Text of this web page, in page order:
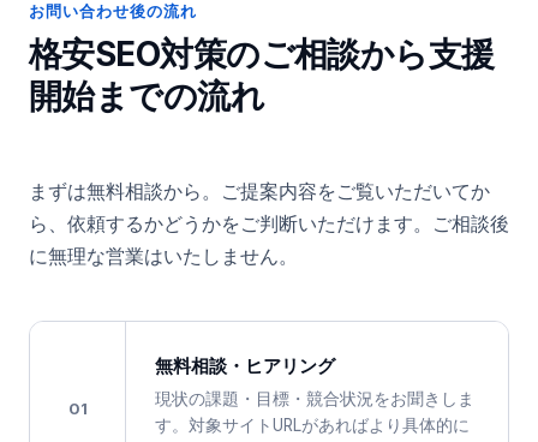
お問い合わせ後の流れ
格安SEO対策のご相談から支援
開始までの流れ
まずは無料相談から。ご提案内容をご覧いただいてか
ら、依頼するかどうかをご判断いただけます。ご相談後
に無理な営業はいたしません。
01
無料相談・ヒアリング
現状の課題・目標・競合状況をお聞きしま
す。対象サイトURLがあればより具体的に